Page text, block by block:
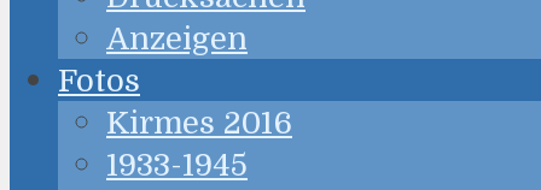
Anzeigen
Fotos
Kirmes 2016
1933-1945